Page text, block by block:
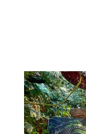
OLETTA
77,83 m2, 3
Ref : 657